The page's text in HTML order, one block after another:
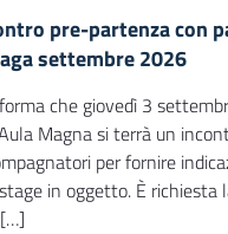
pre-partenza con
settembre 2026
che giovedì 3
Magna si terrà un
per fornire
in oggetto. È richiesta